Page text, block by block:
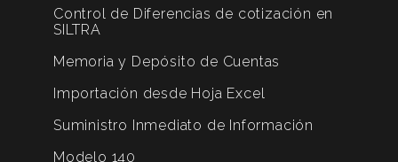
Control de Diferencias de cotización en
SILTRA
Memoria y Depósito de Cuentas
Importación desde Hoja Excel
Suministro Inmediato de Información
Modelo 140